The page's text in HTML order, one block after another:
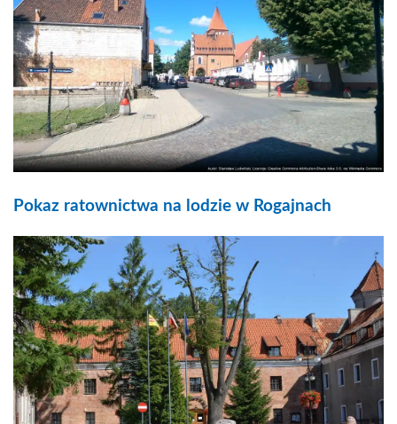
Pokaz ratownictwa na lodzie w Rogajnach